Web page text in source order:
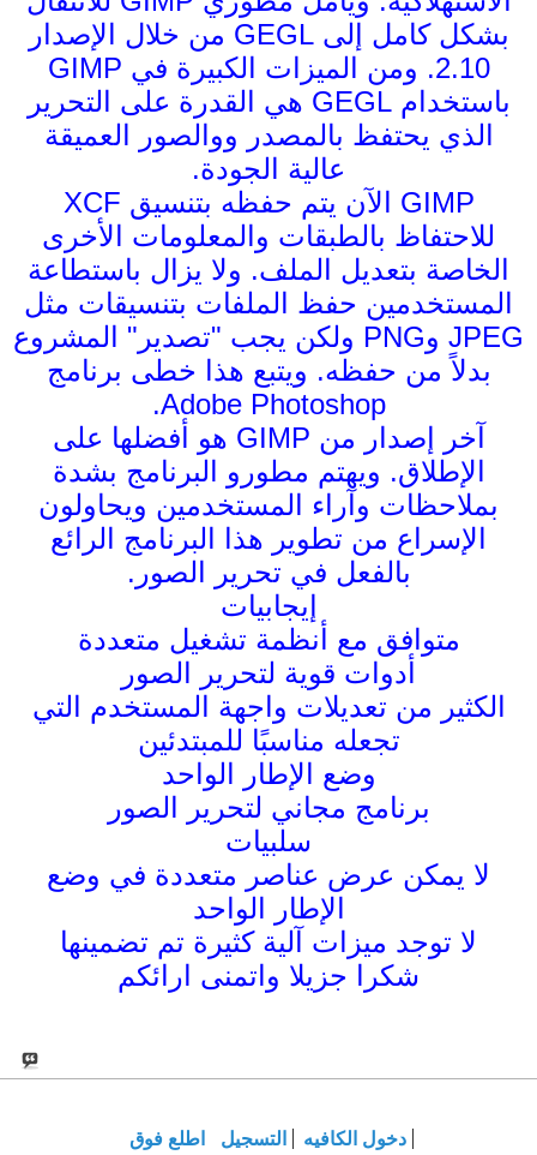
بشكل كامل إلى GEGL من خلال الإصدار
2.10. ومن الميزات الكبيرة في GIMP
باستخدام GEGL هي القدرة على التحرير
الذي يحتفظ بالمصدر ووالصور العميقة
عالية الجودة.
GIMP الآن يتم حفظه بتنسيق XCF
للاحتفاظ بالطبقات والمعلومات الأخرى
الخاصة بتعديل الملف. ولا يزال باستطاعة
المستخدمين حفظ الملفات بتنسيقات مثل
JPEG وPNG ولكن يجب "تصدير" المشروع
بدلاً من حفظه. ويتبع هذا خطى برنامج
Adobe Photoshop.
آخر إصدار من GIMP هو أفضلها على
الإطلاق. ويهتم مطورو البرنامج بشدة
بملاحظات وآراء المستخدمين ويحاولون
الإسراع من تطوير هذا البرنامج الرائع
بالفعل في تحرير الصور.
إيجابيات
متوافق مع أنظمة تشغيل متعددة
أدوات قوية لتحرير الصور
الكثير من تعديلات واجهة المستخدم التي
تجعله مناسبًا للمبتدئين
وضع الإطار الواحد
برنامج مجاني لتحرير الصور
سلبيات
لا يمكن عرض عناصر متعددة في وضع
الإطار الواحد
لا توجد ميزات آلية كثيرة تم تضمينها
شكرا جزيلا واتمنى ارائكم
دخول الكافيه التسجيل اطلع فوق